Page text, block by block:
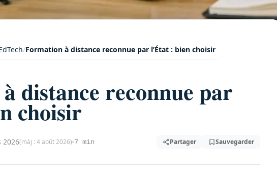
/Formation à distance reconnue par l’État : bien choisir
distance reconnue par
choisir
2026(màj : 4 août 2026) 7 min Partager Sauvegarder